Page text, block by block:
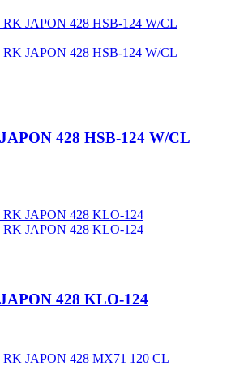
428 HSB-124 W/CL
428 KLO-124